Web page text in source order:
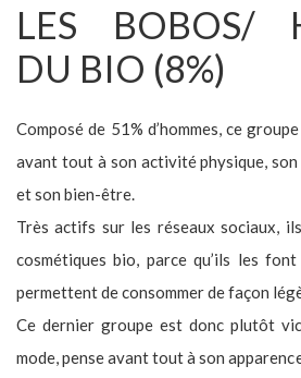
LES BOBOS/
DU BIO (8%)
Composé de 51% d’hommes, ce
avant tout à son activité physique,
et son bien-être.
Très actifs sur les réseaux sociaux,
cosmétiques bio, parce qu’ils les
permettent de consommer de façon
Ce dernier groupe est donc plutôt
mode, pense avant tout à son